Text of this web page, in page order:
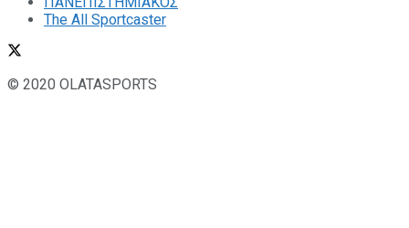
The All Sportcaster
© 2020 OLATASPORTS